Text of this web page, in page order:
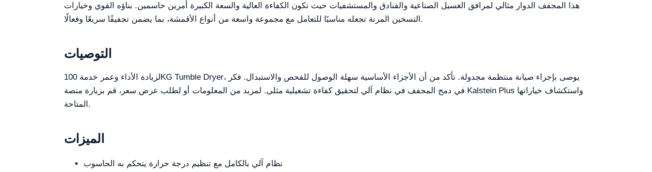
هذا المجفف الدوار مثالي لمرافق الغسيل الصناعية والفنادق والمستشفيات حيث تكون الكفاءة العالية والسعة الكبيرة أمرين حاسمين. بناؤه القوي وخيارات
التسخين المرنة تجعله مناسبًا للتعامل مع مجموعة واسعة من أنواع الأقمشة، بما يضمن تجفيفًا سريعًا وفعالًا.
التوصيات
لزيادة الأداء وعمر خدمة 100KG Tumble Dryer، يوصى بإجراء صيانة منتظمة مجدولة. تأكد من أن الأجزاء الأساسية سهلة الوصول للفحص والاستبدال. فكر
في دمج المجفف في نظام آلي لتحقيق كفاءة تشغيلية مثلى. لمزيد من المعلومات أو لطلب عرض سعر، قم بزيارة منصة Kalstein Plus واستكشاف خياراتها
المتاحة.
الميزات
نظام آلي بالكامل مع تنظيم درجة حرارة يتحكم به الحاسوب